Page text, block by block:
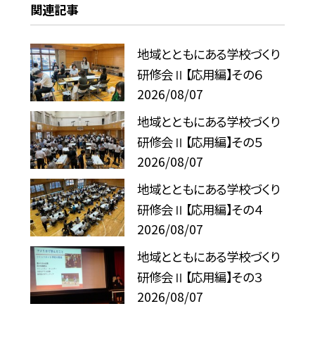
関連記事
地域とともにある学校づくり
研修会Ⅱ【応用編】その６
2026/08/07
地域とともにある学校づくり
研修会Ⅱ【応用編】その５
2026/08/07
地域とともにある学校づくり
研修会Ⅱ【応用編】その４
2026/08/07
地域とともにある学校づくり
研修会Ⅱ【応用編】その３
2026/08/07